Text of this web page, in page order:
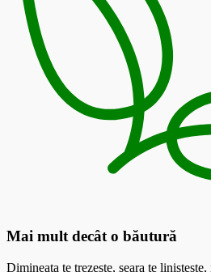
Mai mult decât o băutură
Dimineața te trezește, seara te